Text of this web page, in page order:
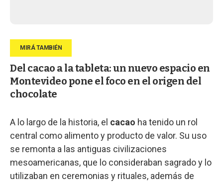
Del cacao a la tableta: un nuevo espacio en
Montevideo pone el foco en el origen del
chocolate
A lo largo de la historia, el cacao ha tenido un rol
central como alimento y producto de valor. Su uso
se remonta a las antiguas civilizaciones
mesoamericanas, que lo consideraban sagrado y lo
utilizaban en ceremonias y rituales, además de